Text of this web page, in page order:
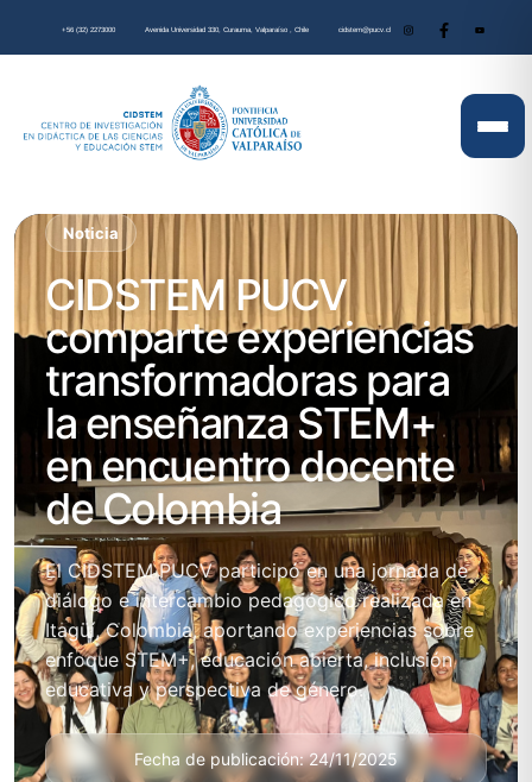
+56 (32) 2273000 Avenida Universidad 330, Curauma, Valparaíso , Chile cidstem@pucv.cl
Noticia
CIDSTEM PUCV
comparte experiencias
transformadoras para
la enseñanza STEM+
en encuentro docente
de Colombia
El CIDSTEM PUCV participó en una jornada de
diálogo e intercambio pedagógico realizada en
Itagüí, Colombia, aportando experiencias sobre
enfoque STEM+, educación abierta, inclusión
educativa y perspectiva de género.
Fecha de publicación: 24/11/2025